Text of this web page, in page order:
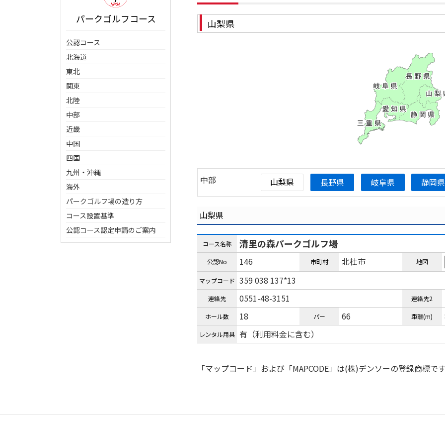
パークゴルフコース
公認コース
北海道
東北
関東
北陸
中部
近畿
中国
四国
九州・沖縄
海外
パークゴルフ場の造り方
コース設置基準
公認コース認定申請のご案内
山梨県
中部 山梨県 長野県 岐阜県 静岡県
山梨県
コース名称 清里の森パークゴルフ場
公認No 146 市町村 北杜市 地図
マップコード 359 038 137*13
連絡先 0551-48-3151 連絡先2
ホール数 18 パー 66 距離(m)
レンタル用具 有（利用料金に含む）
「マップコード」および「MAPCODE」は(株)デンソーの登録商標です